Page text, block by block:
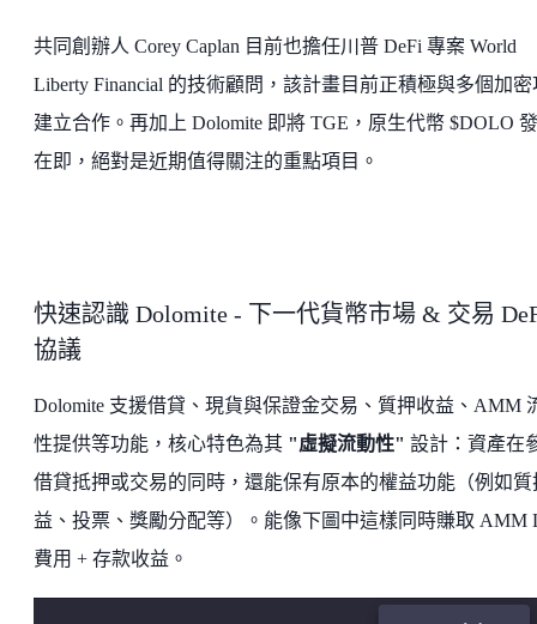
共同創辦人 Corey Caplan 目前也擔任川普 DeFi 專案 World
Liberty Financial 的技術顧問，該計畫目前正積極與多個加密
建立合作。再加上 Dolomite 即將 TGE，原生代幣 $DOLO
在即，絕對是近期值得關注的重點項目。
快速認識 Dolomite - 下一代貨幣市場 & 交易
協議
Dolomite 支援借貸、現貨與保證金交易、質押收益、AMM
性提供等功能，核心特色為其 "虛擬流動性" 設計：資產在
借貸抵押或交易的同時，還能保有原本的權益功能（例如質
益、投票、獎勵分配等）。能像下圖中這樣同時賺取 AMM
費用 + 存款收益。